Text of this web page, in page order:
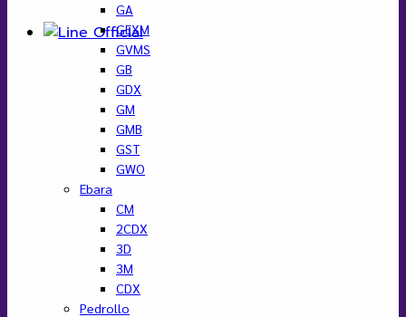
GA
GEXM
GVMS
GB
GDX
GM
GMB
GST
GWO
Ebara
CM
2CDX
3D
3M
CDX
Pedrollo